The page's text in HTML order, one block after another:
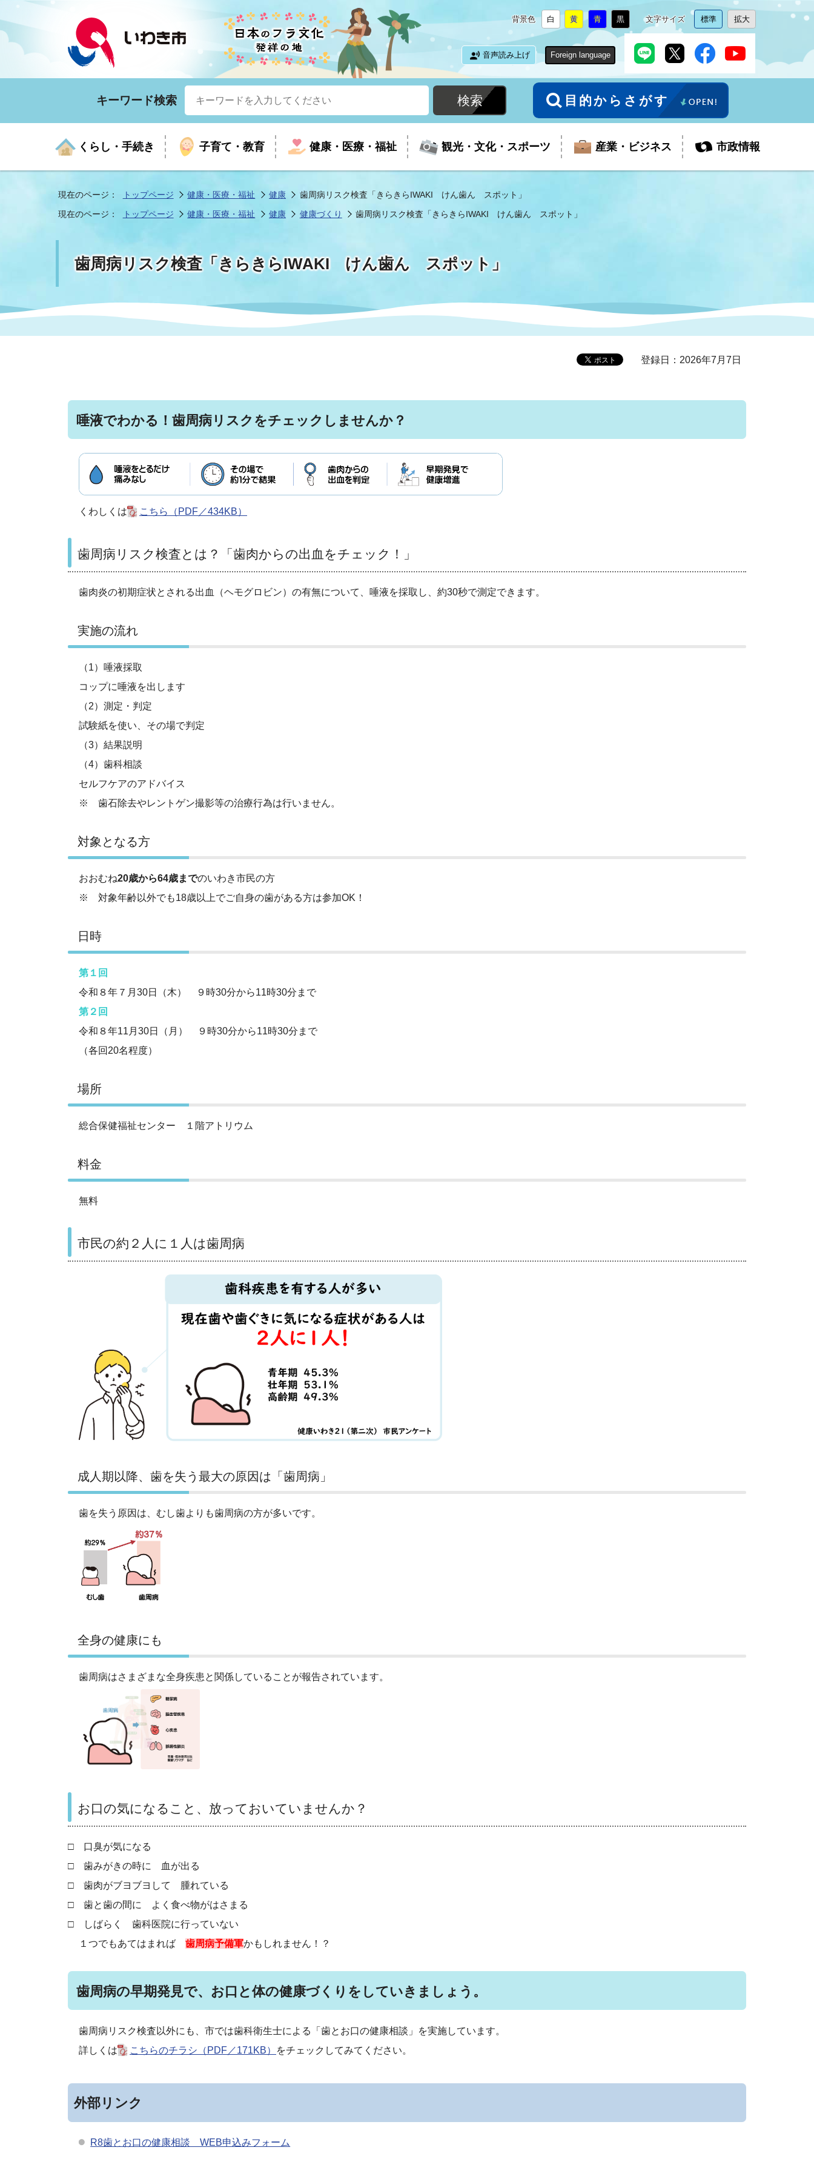
背景色
背
景
色
を
白
に
更
背
色
を
黄
に
更
背
色
を
青
に
更
背
景
黒
に
変
文字サイズ
文
字
サ
イ
を
標準
に
変
文
字
サ
イ
拡大
に
変
音声読み上げ
Foreign language
キーワード検索 目的からさがす
くらし・手続き
くらしの手続きガイド いざという時に 届出・証明
年金・保険 マイナンバー 住まい・生活・相談
まちづくり 地域情報 移住・定住 人権・男女共同参画
電子サービス オープンデータ・活用事例
子育て・教育
生涯学習 子育て 教育
健康・医療・福祉
医療 健康 児童福祉
高齢者福祉・介護 地域包括ケア(介護予防等) 福祉事業者向け情報
福祉に関するその他の情報
新型コロナウイルス感染症特
医療センター
観光・文化・スポーツ
お知らせ 年間イベントの案内 外国人観光客向けページ
目的から探す モデルコース 歴史・文化
スポーツ 施設関連情報 教育旅行 国際・国内交流
産業・ビジネス
入札・契約 産業振興 廃棄物
企業立地 福祉・介護 都市計画・開発・建築
保健・衛生 指定管理者 除染事業 環境法令等に基づく届出
市政情報
市の紹介 市長室 フラシティいわき
市の統計 広報 広聴
職員 行政計画 行政改革 公有財産
情報公開・個人情報保護
市議会 審議会など
監査委員 農業委員会
市民意見募集(パブリックコ
メント)
現在のページ： トップページ 健康・医療・福祉 健康
歯周病リスク検査「きらきらIWAKI けん歯ん スポット」
現在のページ：
トップページ 健康・医療・福祉 健康 健康づくり 歯周病リスク検査「きらきらIWAKI けん歯ん スポット」
歯周病リスク検査「きらきらIWAKI けん歯ん スポット」
登録日：2026年7月7日
唾液でわかる！歯周病リスクをチェックしませんか？
くわしくは こちら（PDF／434KB）
歯周病リスク検査とは？「歯肉からの出血をチェック！」
歯肉炎の初期症状とされる出血（ヘモグロビン）の有無について、唾液を採取し、約30秒で測定できます。
実施の流れ
（1）唾液採取
コップに唾液を出します
（2）測定・判定
試験紙を使い、その場で判定
（3）結果説明
（4）歯科相談
セルフケアのアドバイス
※ 歯石除去やレントゲン撮影等の治療行為は行いません。
対象となる方
おおむね20歳から64歳までのいわき市民の方
※ 対象年齢以外でも18歳以上でご自身の歯がある方は参加OK ！
日時
第１回
令和８年７月30日（木） ９時30分から11時30分まで
第２回
令和８年11月30日（月） ９時30分から11時30分まで
（各回20名程度）
場所
総合保健福祉センター １階アトリウム
料金
無料
市民の約２人に１人は歯周病
成人期以降、歯を失う最大の原因は「歯周病」
歯を失う原因は、むし歯よりも歯周病の方が多いです。
全身の健康にも
歯周病はさまざまな全身疾患と関係していることが報告されています。
お口の気になること、放っておいていませんか？
□ 口臭が気になる
□ 歯みがきの時に 血が出る
□ 歯肉がブヨブヨして 腫れている
□ 歯と歯の間に よく食べ物がはさまる
□ しばらく 歯科医院に行っていない
１つでもあてはまれば 歯周病予備軍かもしれません！？
歯周病の早期発見で、お口と体の健康づくりをしていきましょう。
歯周病リスク検査以外にも、市では歯科衛生士による「歯とお口の健康相談」を実施しています。
詳しくは
こちらのチラシ（PDF／171KB） をチェックしてみてください。
外部リンク
R8歯とお口の健康相談 WEB申込みフォーム